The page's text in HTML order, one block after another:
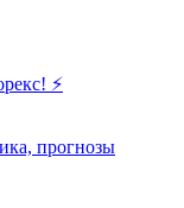
⚡
прогнозы